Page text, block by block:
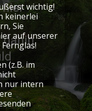
hier
dahin
wichtig!
keinerlei
Sie
auf unserer
(z.B. im
nur intern